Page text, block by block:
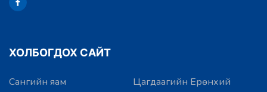
ХОЛБОГДОХ САЙТ
Сангийн яам
Цагдаагийн Ерөнхий